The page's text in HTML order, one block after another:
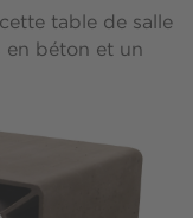
table de salle
en béton et un